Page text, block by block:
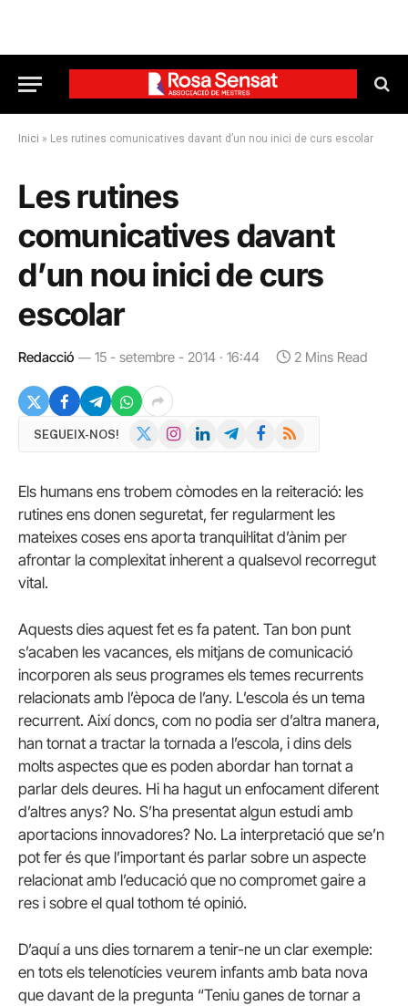
Inici » Les rutines comunicatives davant d’un nou inici de curs escolar
Les rutines
comunicatives davant
d’un nou inici de curs
escolar
Redacció 15 - setembre - 2014 · 16:44 2 Mins Read
SEGUEIX-NOS!
X
InstagramLinkedInTelegramFacebook
RSS
Els humans ens trobem còmodes en la reiteració: les
rutines ens donen seguretat, fer regularment les
mateixes coses ens aporta tranquil·litat d’ànim per
afrontar la complexitat inherent a qualsevol recorregut
vital.
Aquests dies aquest fet es fa patent. Tan bon punt
s’acaben les vacances, els mitjans de comunicació
incorporen als seus programes els temes recurrents
relacionats amb l’època de l’any. L’escola és un tema
recurrent. Així doncs, com no podia ser d’altra manera,
han tornat a tractar la tornada a l’escola, i dins dels
molts aspectes que es poden abordar han tornat a
parlar dels deures. Hi ha hagut un enfocament diferent
d’altres anys? No. S’ha presentat algun estudi amb
aportacions innovadores? No. La interpretació que se’n
pot fer és que l’important és parlar sobre un aspecte
relacionat amb l’educació que no compromet gaire a
res i sobre el qual tothom té opinió.
D’aquí a uns dies tornarem a tenir-ne un clar exemple:
en tots els telenotícies veurem infants amb bata nova
que davant de la pregunta “Teniu ganes de tornar a